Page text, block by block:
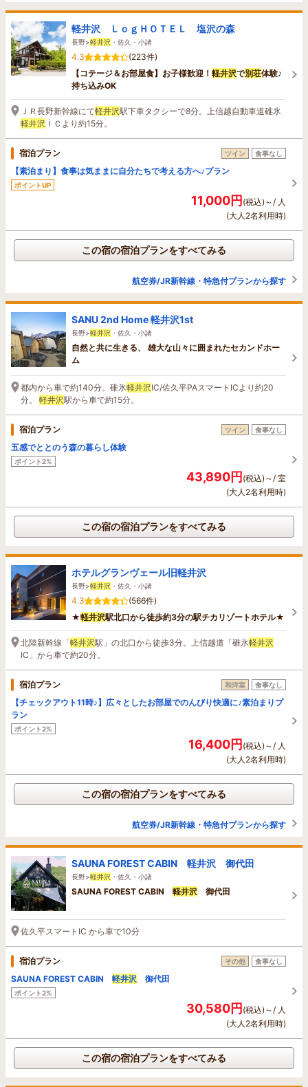
軽井沢 ＬｏｇＨＯＴＥＬ 塩沢の森
長野>軽井沢 ・佐久・小諸
4.3
(223件)
【コテージ＆お部屋食】お子様歓迎！ 軽井沢で別荘体験♪
持ち込みOK
ＪＲ長野新幹線にて軽井沢駅下車タクシーで8分。上信越自動車道碓氷
軽井沢 ＩＣより約15分。
宿泊プラン ツイン 食事なし
【素泊まり】食事は気ままに自分たちで考える方へ♪プラン
ポイントUP
11,000円(税込)～/ 人
(大人2名利用時)
この宿の宿泊プランをすべてみる
航空券/JR新幹線・特急付プランから探す
SANU 2nd Home 軽井沢1st
長野>軽井沢 ・佐久・小諸
自然と共に生きる、 雄大な山々に囲まれたセカンドホー
ム
都内から車で約140分。碓氷軽井沢IC/佐久平PAスマートICより約20
分。 軽井沢駅から車で約15分。
宿泊プラン ツイン 食事なし
五感でととのう森の暮らし体験
ポイント2%
43,890円(税込)～/ 室
(大人2名利用時)
この宿の宿泊プランをすべてみる
ホテルグランヴェール旧軽井沢
長野>軽井沢 ・佐久・小諸
4.3
(566件)
★軽井沢駅北口から徒歩約3分の駅チカリゾートホテル★
北陸新幹線「軽井沢駅」の北口から徒歩3分。上信越道「碓氷軽井沢
IC」から車で約20分。
宿泊プラン 和洋室 食事なし
【チェックアウト11時♪】広々としたお部屋でのんびり快適に♪素泊まりプ
ラン
ポイント2%
16,400円(税込)～/ 人
(大人2名利用時)
この宿の宿泊プランをすべてみる
航空券/JR新幹線・特急付プランから探す
SAUNA FOREST CABIN 軽井沢 御代田
長野>軽井沢 ・佐久・小諸
SAUNA FOREST CABIN 軽井沢 御代田
佐久平スマートIC から車で10分
宿泊プラン その他 食事なし
SAUNA FOREST CABIN 軽井沢 御代田
ポイント2%
30,580円(税込)～/ 人
(大人2名利用時)
この宿の宿泊プランをすべてみる